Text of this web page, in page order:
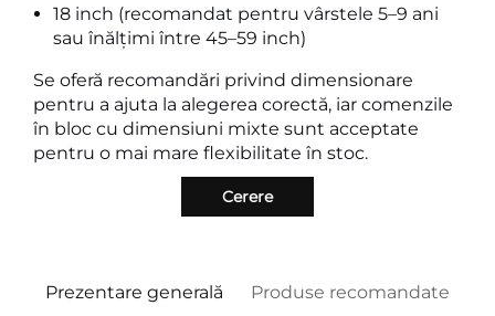
18 inch (recomandat pentru vârstele 5–9 ani
sau înălțimi între 45–59 inch)
Se oferă recomandări privind dimensionare
pentru a ajuta la alegerea corectă, iar comenzile
în bloc cu dimensiuni mixte sunt acceptate
pentru o mai mare flexibilitate în stoc.
Cerere
Prezentare generală Produse recomandate